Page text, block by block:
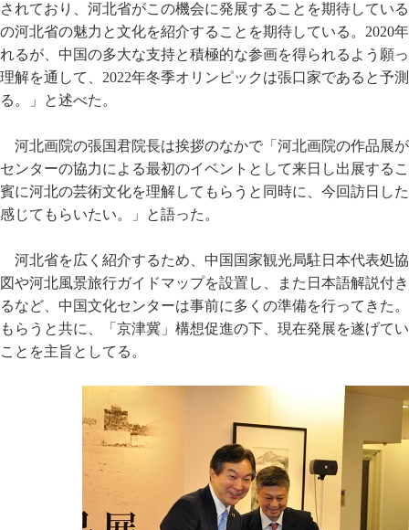
されており、河北省がこの機会に発展することを期待してい
の河北省の魅力と文化を紹介することを期待している。2020
れるが、中国の多大な支持と積極的な参画を得られるよう願
理解を通して、2022年冬季オリンピックは張口家であると予
る。」と述べた。
河北画院の張国君院長は挨拶のなかで「河北画院の作品展
センターの協力による最初のイベントとして来日し出展する
賓に河北の芸術文化を理解してもらうと同時に、今回訪日し
感じてもらいたい。」と語った。
河北省を広く紹介するため、中国国家観光局駐日本代表処
図や河北風景旅行ガイドマップを設置し、また日本語解説付
るなど、中国文化センターは事前に多くの準備を行ってきた
もらうと共に、「京津冀」構想促進の下、現在発展を遂げて
ことを主旨としてる。